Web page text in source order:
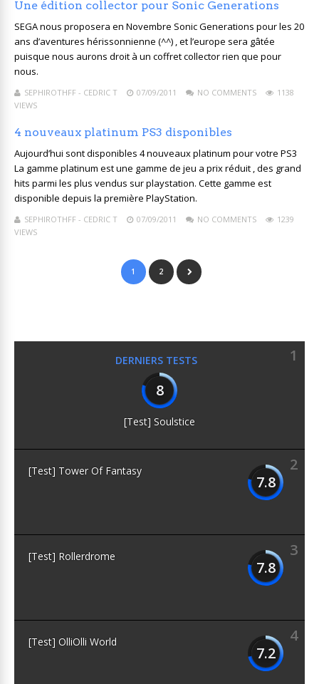
Une édition collector pour Sonic Generations
SEGA nous proposera en Novembre Sonic Generations pour les 20
ans d’aventures hérissonnienne (^^) , et l’europe sera gâtée
puisque nous aurons droit à un coffret collector rien que pour
nous.
SEPHIROTHFF - CEDRIC T 07/09/2011 NO COMMENTS
1138
VIEWS
4 nouveaux platinum PS3 disponibles
Aujourd’hui sont disponibles 4 nouveaux platinum pour votre PS3
La gamme platinum est une gamme de jeu a prix réduit , des grand
hits parmi les plus vendus sur playstation. Cette gamme est
disponible depuis la première PlayStation.
SEPHIROTHFF - CEDRIC T 07/09/2011 NO COMMENTS
1239
VIEWS
1 2
DERNIERS TESTS
1
8
[Test] Soulstice
2
7.8
[Test] Tower Of Fantasy
3
7.8
[Test] Rollerdrome
4
7.2
[Test] OlliOlli World